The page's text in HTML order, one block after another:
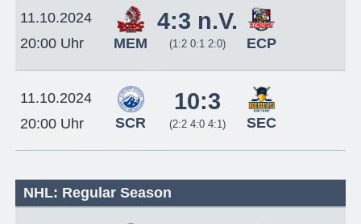
11.10.2024
20:00 Uhr
MEM
4:3 n.V.
(1:2 0:1 2:0) ECP
11.10.2024
20:00 Uhr
SCR
10:3
(2:2 4:0 4:1) SEC
NHL: Regular Season